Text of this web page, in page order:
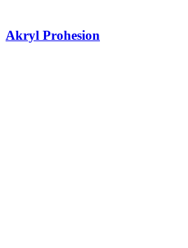
Akryl Prohesion